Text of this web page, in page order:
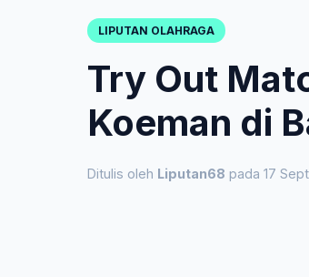
LIPUTAN OLAHRAGA
Try Out
Koeman di
Ditulis oleh Liputan68 pada 17